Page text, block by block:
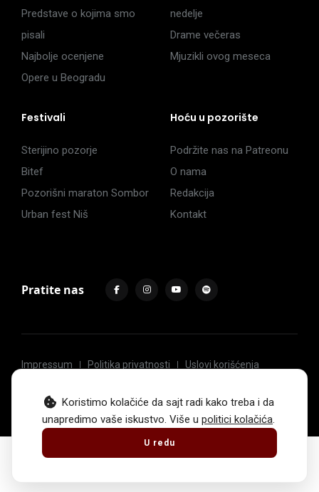
Koristimo kolačiće da sajt radi kako treba i da
unapredimo vaše iskustvo. Više u politici kolačića.
U redu
Predstave o kojima smo
pisali
Najbolje ocenjene
Opere u Beogradu
nedelje
Drame večeras
Mjuzikli ovog meseca
Festivali
Sterijino pozorje
Bitef
Pozorišni maraton Sombor
Urban fest Niš
Hoću u pozorište
Podržite nas na Patreonu
O nama
Redakcija
Kontakt
Pratite nas
Impressum Politika privatnosti
Uslovi korišćenja